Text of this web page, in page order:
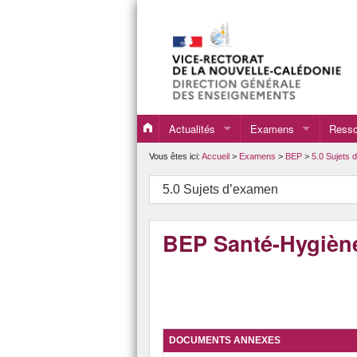
Actualités
Examens
Bac Professionnel en
BEP
CAP
Vous êtes ici: Accueil > Examens > BEP > 5.0 Sujets
5.0 Sujets d’examen
BEP Santé-
DOCUMENTS ANNEXES